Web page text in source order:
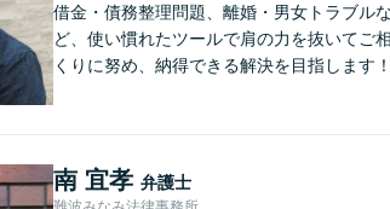
借金・債務整理問題、離婚・男女トラブル
ど、使い慣れたツールで肩の力を抜いてご
くりに努め、納得できる解決を目指します！
南 宜孝 弁護士